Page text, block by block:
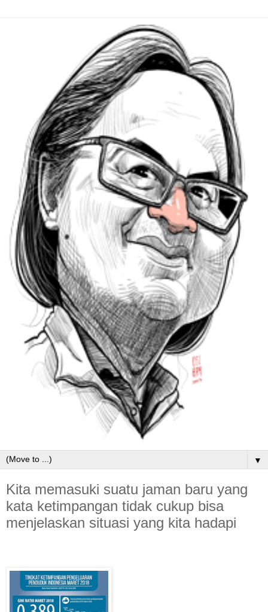
▼
Kita memasuki suatu jaman baru yang
kata ketimpangan tidak cukup bisa
menjelaskan situasi yang kita hadapi